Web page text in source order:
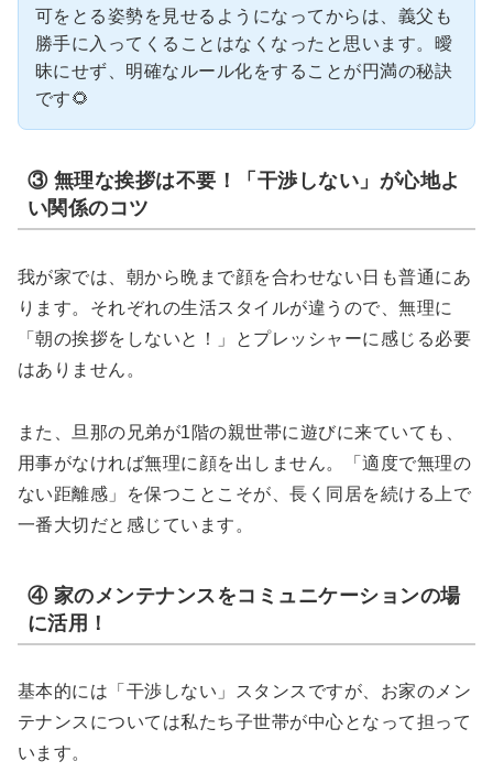
可をとる姿勢を見せるようになってからは、義父も
勝手に入ってくることはなくなったと思います。曖
昧にせず、明確なルール化をすることが円満の秘訣
です🌻
③ 無理な挨拶は不要！「干渉しない」が心地よ
い関係のコツ
我が家では、朝から晩まで顔を合わせない日も普通にあ
ります。それぞれの生活スタイルが違うので、無理に
「朝の挨拶をしないと！」とプレッシャーに感じる必要
はありません。
また、旦那の兄弟が1階の親世帯に遊びに来ていても、
用事がなければ無理に顔を出しません。「適度で無理の
ない距離感」を保つことこそが、長く同居を続ける上で
一番大切だと感じています。
④ 家のメンテナンスをコミュニケーションの場
に活用！
基本的には「干渉しない」スタンスですが、お家のメン
テナンスについては私たち子世帯が中心となって担って
います。